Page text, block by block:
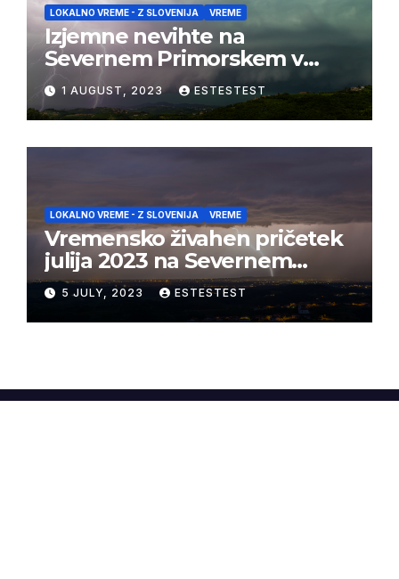
LOKALNO VREME - Z SLOVENIJA VREME
Izjemne nevihte na
Severnem Primorskem v
juliju 2023
1 AUGUST, 2023 ESTESTEST
LOKALNO VREME - Z SLOVENIJA VREME
Vremensko živahen pričetek
julija 2023 na Severnem
Primorskem
5 JULY, 2023 ESTESTEST